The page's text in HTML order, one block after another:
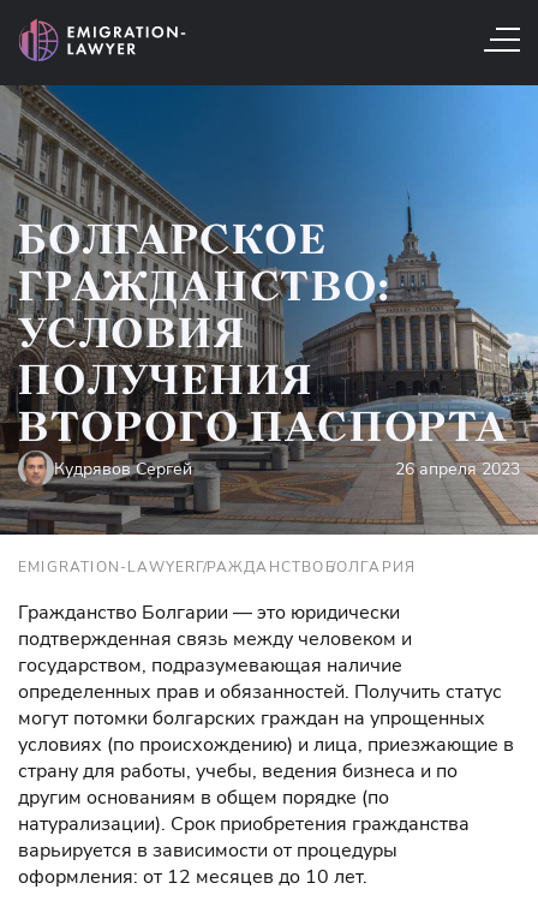
БОЛГАРСКОЕ
ГРАЖДАНСТВО:
УСЛОВИЯ
ПОЛУЧЕНИЯ
ВТОРОГО ПАСПОРТА
Кудрявов Сергей 26 апреля 2023
EMIGRATION-LAWYERГРАЖДАНСТВОБОЛГАРИЯ
Гражданство Болгарии — это юридически
подтвержденная связь между человеком и
государством, подразумевающая наличие
определенных прав и обязанностей. Получить статус
могут потомки болгарских граждан на упрощенных
условиях (по происхождению) и лица, приезжающие в
страну для работы, учебы, ведения бизнеса и по
другим основаниям в общем порядке (по
натурализации). Срок приобретения гражданства
варьируется в зависимости от процедуры
оформления: от 12 месяцев до 10 лет.